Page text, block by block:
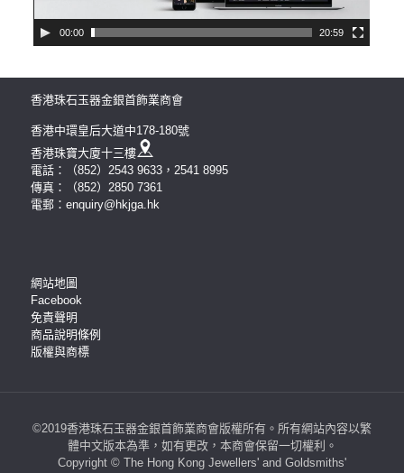
00:00 20:59
香港珠石玉器金銀首飾業商會
香港中環皇后大道中178-180號
香港珠寶大廈十三樓
電話：（852）2543 9633，2541 8995
傳真：（852）2850 7361
電郵：enquiry@hkjga.hk
網站地圖
Facebook
免責聲明
商品說明條例
版權與商標
©2019香港珠石玉器金銀首飾業商會版權所有。所有網站內容以繁
體中文版本為準，如有更改，本商會保留一切權利。
Copyright © The Hong Kong Jewellers' and Goldsmiths'